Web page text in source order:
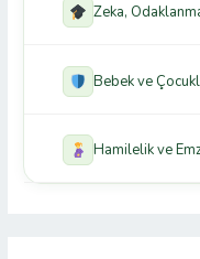
Zeka,
Bebek ve
Hamilelik ve